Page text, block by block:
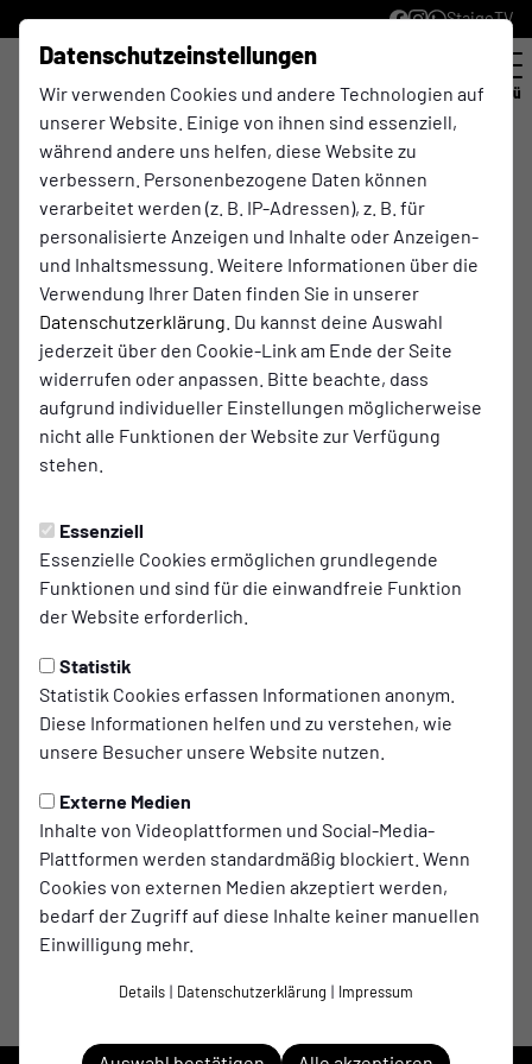
Datenschutzeinstellungen
Wir verwenden Cookies und andere Technologien auf
unserer Website. Einige von ihnen sind essenziell,
während andere uns helfen, diese Website zu
verbessern. Personenbezogene Daten können
verarbeitet werden (z. B. IP-Adressen), z. B. für
personalisierte Anzeigen und Inhalte oder Anzeigen-
und Inhaltsmessung. Weitere Informationen über die
Verwendung Ihrer Daten finden Sie in unserer
Datenschutzerklärung . Du kannst deine Auswahl
jederzeit über den Cookie-Link am Ende der Seite
widerrufen oder anpassen. Bitte beachte, dass
aufgrund individueller Einstellungen möglicherweise
nicht alle Funktionen der Website zur Verfügung
stehen.
Essenziell
Essenzielle Cookies ermöglichen grundlegende
Funktionen und sind für die einwandfreie Funktion
der Website erforderlich.
Statistik
Statistik Cookies erfassen Informationen anonym.
Diese Informationen helfen und zu verstehen, wie
unsere Besucher unsere Website nutzen.
Externe Medien
Inhalte von Videoplattformen und Social-Media-
Plattformen werden standardmäßig blockiert. Wenn
Cookies von externen Medien akzeptiert werden,
bedarf der Zugriff auf diese Inhalte keiner manuellen
Einwilligung mehr.
Details | Datenschutzerklärung | Impressum
StaigeTV
Menü
Samstagstruppe
Unsere Platzanlage gilt wohl als eine der am
besten gepflegtesten im Fußballkreis. Das kommt
nicht von ungefähr. Als "unsichtbare
Heinzelmannschaften", die aktiv werden, ohne
dass die anderen es merken, ist die
Samstagstruppe aktiv - ein eingeschworener
Haufen ehrenamtlicher Helfer.
Zur Truppe gehören derzeit - oben v.l.: Udo van
Eß, Rolf Habers, Theo Klumpen, Frank Döring -
unten v.l.: Nils Klumpen, Christian Klumpen, Rob
Bernhard van Merwyk